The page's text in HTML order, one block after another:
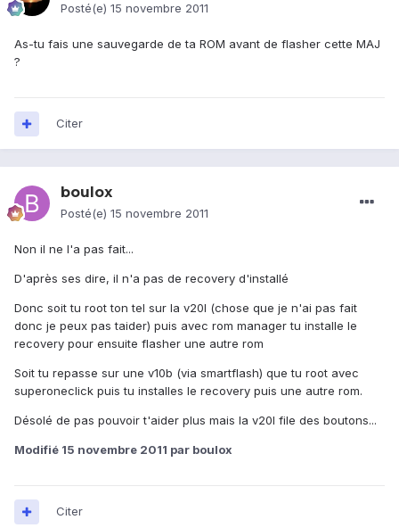
Posté(e) 15 novembre 2011
As-tu fais une sauvegarde de ta ROM avant de flasher cette MAJ
?
Citer
boulox
Posté(e) 15 novembre 2011
Non il ne l'a pas fait...
D'après ses dire, il n'a pas de recovery d'installé
Donc soit tu root ton tel sur la v20l (chose que je n'ai pas fait
donc je peux pas taider) puis avec rom manager tu installe le
recovery pour ensuite flasher une autre rom
Soit tu repasse sur une v10b (via smartflash) que tu root avec
superoneclick puis tu installes le recovery puis une autre rom.
Désolé de pas pouvoir t'aider plus mais la v20l file des boutons...
Modifié 15 novembre 2011 par boulox
Citer